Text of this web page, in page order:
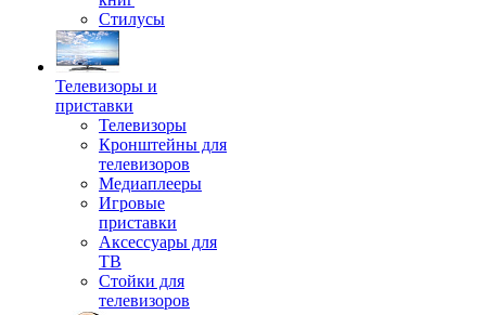
Стилусы
Телевизоры и
приставки
Телевизоры
Кронштейны для
телевизоров
Медиаплееры
Игровые
приставки
Аксессуары для
ТВ
Стойки для
телевизоров